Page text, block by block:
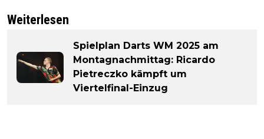
Weiterlesen
Spielplan Darts WM 2025 am
Montagnachmittag: Ricardo
Pietreczko kämpft um
Viertelfinal-Einzug